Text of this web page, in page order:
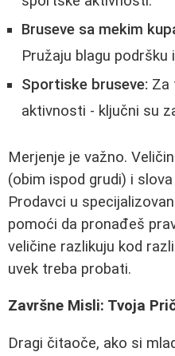
Bruseve sa mekim
Pružaju blagu podršku
Sportiske bruseve: Za
aktivnosti - ključni su
Merjenje je važno.
(obim ispod grudi) i
Prodavci u
pomoći da pronađeš
veličine razlikuju kod
uvek treba probati.
Završne Misli: Tvoja
Dragi čitaoče, ako si